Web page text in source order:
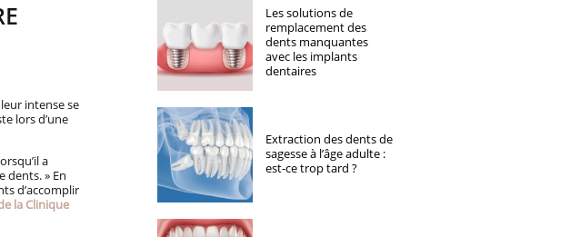
intense se
lors d’une
a
dents. » En
d’accomplir
la Clinique
Les solutions de
remplacement des
dents manquantes
avec les implants
dentaires
Extraction des dents de
sagesse à l’âge adulte :
est-ce trop tard ?